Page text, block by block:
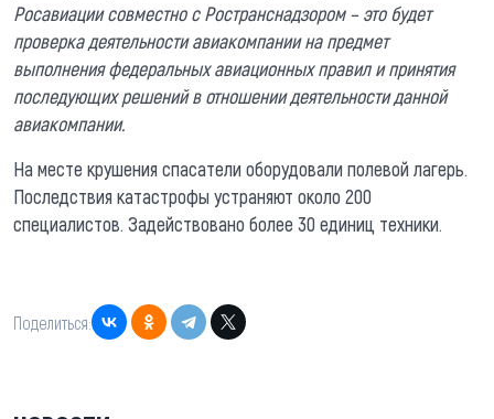
Росавиации совместно с Ространснадзором – это будет
проверка деятельности авиакомпании на предмет
выполнения федеральных авиационных правил и принятия
последующих решений в отношении деятельности данной
авиакомпании.
На месте крушения спасатели оборудовали полевой лагерь.
Последствия катастрофы устраняют около 200
специалистов. Задействовано более 30 единиц техники.
Поделиться: